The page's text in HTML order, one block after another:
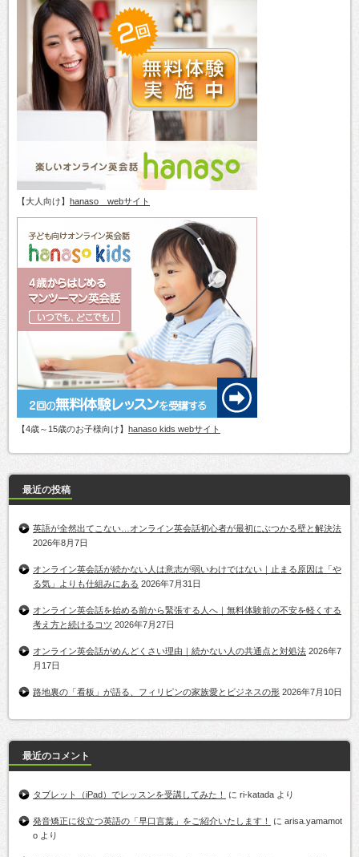
【大人向け】 hanaso webサイト
【4歳～15歳のお子様向け】 hanaso kids webサイト
最近の投稿
英語が全然出てこない…オンライン英会話初心者が最初にぶつかる壁と解決法
2026年8月7日
オンライン英会話が続かない人は意志が弱いわけではない｜止まる原因は「や
る気」よりも仕組みにある 2026年7月31日
オンライン英会話を始める前から緊張する人へ｜無料体験前の不安を軽くする
考え方と続けるコツ 2026年7月27日
オンライン英会話がめんどくさい理由｜続かない人の共通点と対処法 2026年7
月17日
路地裏の「看板」が語る、フィリピンの家族愛とビジネスの形 2026年7月10日
最近のコメント
タブレット（iPad）でレッスンを受講してみた！ に ri-katada より
発音矯正に役立つ英語の「早口言葉」をご紹介いたします！ に arisa.yamamot
o より